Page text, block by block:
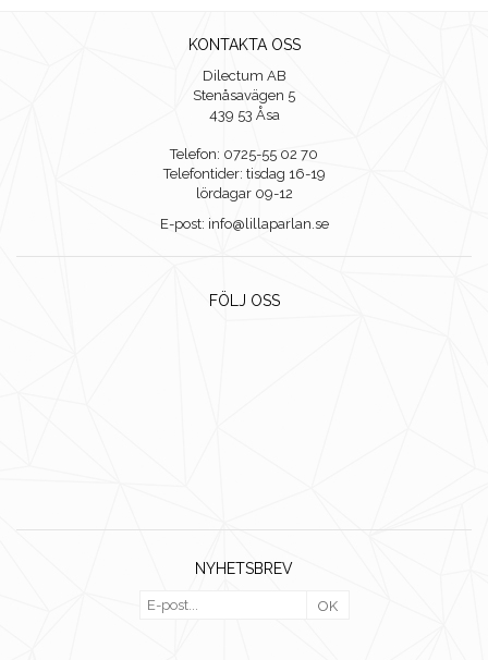
KONTAKTA OSS
Dilectum AB
Stenåsavägen 5
439 53 Åsa
Telefon: 0725-55 02 70
Telefontider: tisdag 16-19
lördagar 09-12
E-post: info@lillaparlan.se
FÖLJ OSS
NYHETSBREV
OK